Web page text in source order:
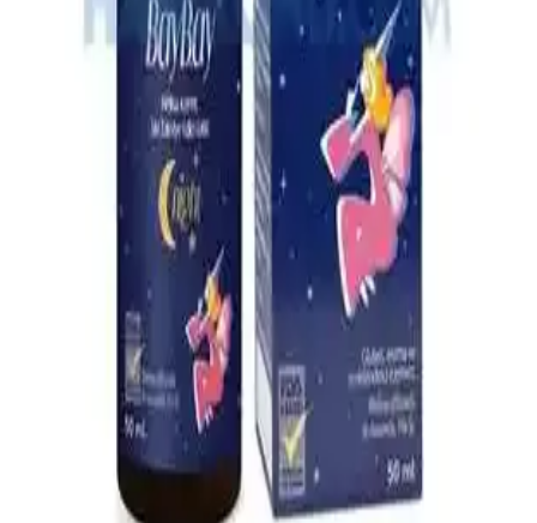
En İyi Bebek Çantası Seçimi: Dayanıklı, Pratik ve
Ergonomik Modeller Rehberi
Bebek çantası seçerken dayanıklılık, su geçirmezlik, geniş iç hacim
ve ergonomik tasarım gibi önemli özelliklere dikkat edin. Bu
rehberle en uygun modeli kolayca bulun.
Çocuklar İçin Güvenli ve Etkili Boğaz Spreyleri:
Kullanım ve Güvenlik Rehberi
Çocuklar için güvenli ve doğal içeriklerle formüle edilen boğaz
spreyleri, tahrişi hafifletir ve rahatlatır. Kullanım talimatlarına
uyulduğunda güvenlidir, ebeveynler ve doktorlar tarafından tercih
Yıkanabilir Kilitli Bebek Mama Kabı ve Gıda
Poşetleri: Güvenli ve Ekonomik Saklama Çözümleri
Yıkanabilir kilitli bebek mama kabı ve gıda poşetleri hijyen ve
sürdürülebilirlik sağlar, kolay temizlenir, güvenli ve ekonomik
kullanımıyla ebeveynlerin tercihidir.